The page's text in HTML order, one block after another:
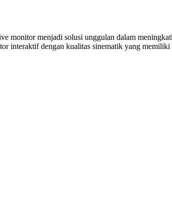
monitor menjadi solusi unggulan dalam
interaktif dengan kualitas sinematik yang